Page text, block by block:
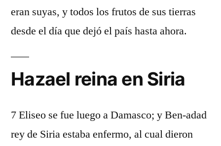
eran suyas, y todos los frutos de sus tierras
desde el día que dejó el país hasta ahora.
Hazael reina en Siria
7 Eliseo se fue luego a Damasco; y Ben-adad
rey de Siria estaba enfermo, al cual dieron